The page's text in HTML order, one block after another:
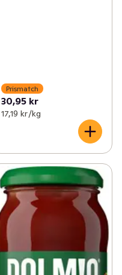
Prismatch
30,95 kr
17,19 kr /kg